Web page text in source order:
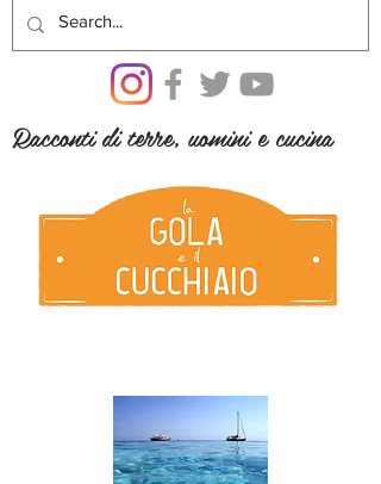
Racconti di terre, uomini e cucina